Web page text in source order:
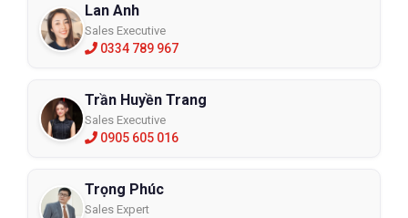
Lan Anh
Sales Executive
0334 789 967
Trần Huyền Trang
Sales Executive
0905 605 016
Trọng Phúc
Sales Expert